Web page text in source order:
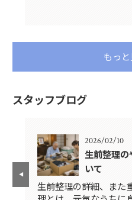
もっ
スタッフブログ
2026/02/10
生前整理
いて
生前整理の詳細、ま